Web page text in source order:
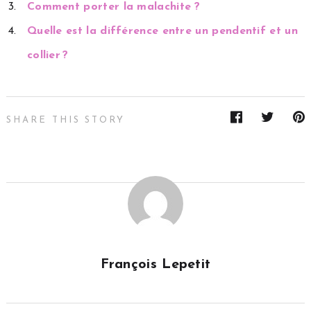
Comment porter la malachite ?
Quelle est la différence entre un pendentif et un
collier ?
SHARE THIS STORY
François Lepetit